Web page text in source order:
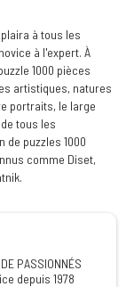
à tous les
à l'expert. À
1000 pièces
artistiques, natures
portraits, le large
tous les
puzzles 1000
comme Diset,
PASSIONNÉS
depuis 1978